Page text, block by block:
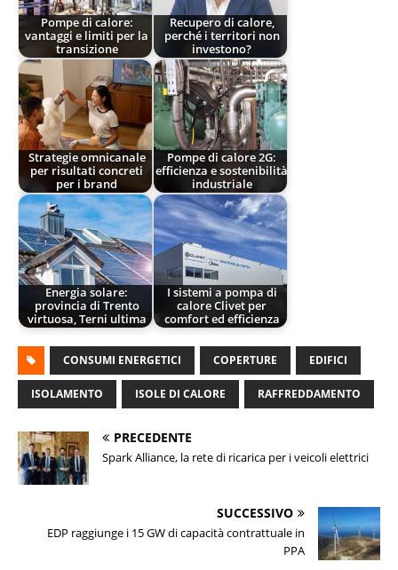
Pompe di calore:
vantaggi e limiti per la
transizione
Recupero di calore,
perché i territori non
investono?
Strategie omnicanale
per risultati concreti
per i brand
Pompe di calore 2G:
efficienza e sostenibilità
industriale
Energia solare:
provincia di Trento
virtuosa, Terni ultima
I sistemi a pompa di
calore Clivet per
comfort ed efficienza
CONSUMI ENERGETICI COPERTURE EDIFICI
ISOLAMENTO ISOLE DI CALORE RAFFREDDAMENTO
PRECEDENTE
Spark Alliance, la rete di ricarica per i veicoli elettrici
SUCCESSIVO
EDP raggiunge i 15 GW di capacità contrattuale in
PPA